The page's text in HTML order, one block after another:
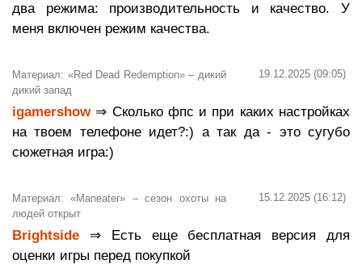
два режима: производительность и качество. У
меня включен режим качества.
19.12.2025 (09:05)
Материал: «Red Dead Redemption» – дикий
дикий запад
igamershow⇒ Сколько фпс и при каких настройках
на твоем телефоне идет?:) а так да - это сугубо
сюжетная игра:)
15.12.2025 (16:12)
Материал: «Maneater» – сезон охоты на
людей открыт
Brightside ⇒ Есть еще бесплатная версия для
оценки игры перед покупкой